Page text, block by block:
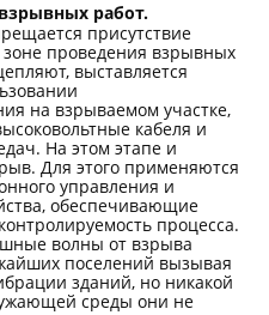
работ.
присутствие
проведения взрывных
выставляется
на взрываемом участке,
кабеля и
На этом этапе и
Для этого применяются
управления и
обеспечивающие
процесса.
волны от взрыва
поселений вызывая
зданий, но никакой
среды они не